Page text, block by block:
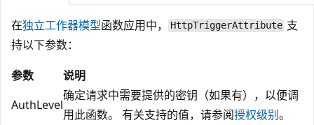
在独立工作器模型函数应用中， HttpTriggerAttribute 支
持以下参数：
参数
说明
AuthLevel
确定请求中需要提供的密钥（如果有），以便调
用此函数。 有关支持的值，请参阅授权级别。